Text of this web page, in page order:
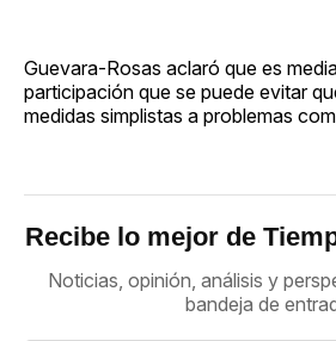
Guevara-Rosas aclaró que es
participación que se puede evitar
medidas simplistas a problemas
Recibe lo mejor de
Noticias, opinión, análisis y
bandeja de